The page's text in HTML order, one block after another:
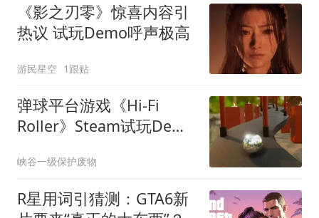
《影之刃零》惊喜内容引
热议 试玩Demo呼声极高
游民星空 1跟贴
弹球平台游戏《Hi-Fi
Roller》Steam试玩Demo
峡谷一级保护废物
R星用词引猜测：GTA6新